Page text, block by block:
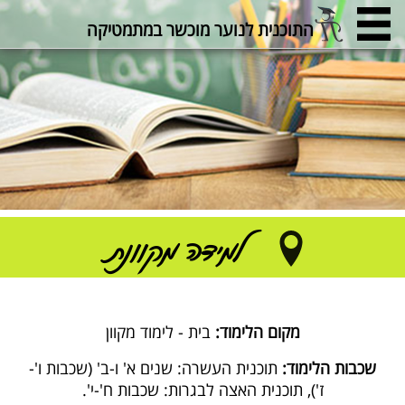
התוכנית לנוער מוכשר במתמטיקה
למידה מקוונת
מקום הלימוד: בית - לימוד מקוון
שכבות הלימוד: תוכנית העשרה: שנים א' ו-ב' (שכבות ו'-
ז'), תוכנית האצה לבגרות: שכבות ח'-י'.